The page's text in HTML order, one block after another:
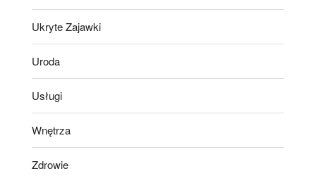
Ukryte Zajawki
Uroda
Usługi
Wnętrza
Zdrowie